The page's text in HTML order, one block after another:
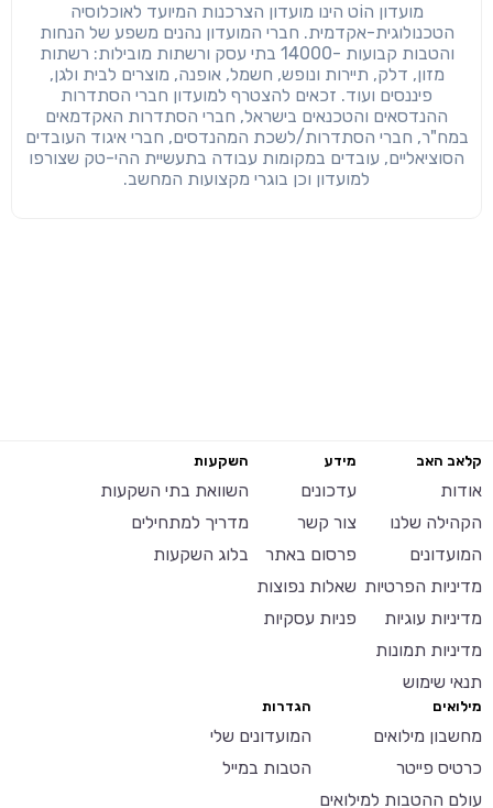
מועדון הוֹט הינו מועדון הצרכנות המיועד לאוכלוסיה
הטכנולוגית-אקדמית. חברי המועדון נהנים משפע של הנחות
והטבות קבועות -14000 בתי עסק ורשתות מובילות: רשתות
מזון, דלק, תיירות ונופש, חשמל, אופנה, מוצרים לבית ולגן,
פיננסים ועוד. זכאים להצטרף למועדון חברי הסתדרות
ההנדסאים והטכנאים בישראל, חברי הסתדרות האקדמאים
במח"ר, חברי הסתדרות/לשכת המהנדסים, חברי איגוד העובדים
הסוציאליים, עובדים במקומות עבודה בתעשיית ההי-טק שצורפו
למועדון וכן בוגרי מקצועות המחשב.
קלאב האב
אודות
הקהילה שלנו
המועדונים
מדיניות הפרטיות
מדיניות עוגיות
מדיניות תמונות
תנאי שימוש
מידע
עדכונים
צור קשר
פרסום באתר
שאלות נפוצות
פניות עסקיות
השקעות
השוואת בתי השקעות
מדריך למתחילים
בלוג השקעות
מילואים
מחשבון מילואים
כרטיס פייטר
עולם ההטבות למילואים
הגדרות
המועדונים שלי
הטבות במייל